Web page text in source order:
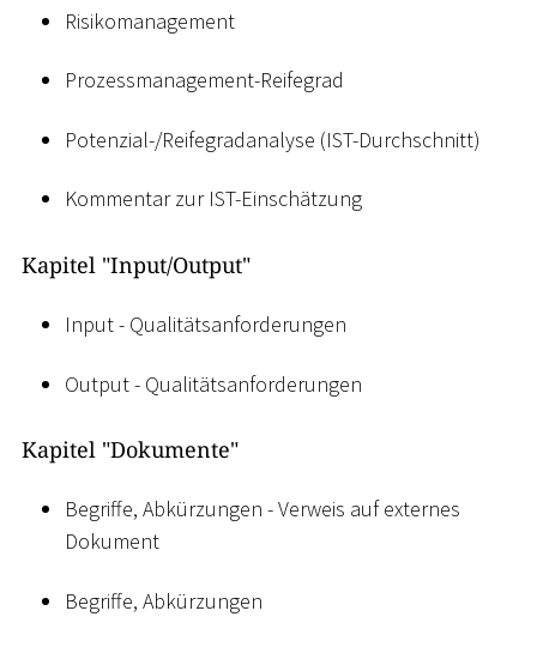
Risikomanagement
Prozessmanagement-Reifegrad
Potenzial-/Reifegradanalyse (IST-Durchschnitt)
Kommentar zur IST-Einschätzung
Kapitel "Input/Output"
Input - Qualitätsanforderungen
Output - Qualitätsanforderungen
Kapitel "Dokumente"
Begriffe, Abkürzungen - Verweis auf externes
Dokument
Begriffe, Abkürzungen